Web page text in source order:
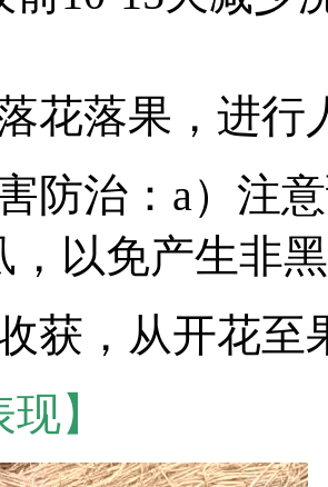
花落果，进行
防治：a）注
，以免产生非
获，从开花至
】